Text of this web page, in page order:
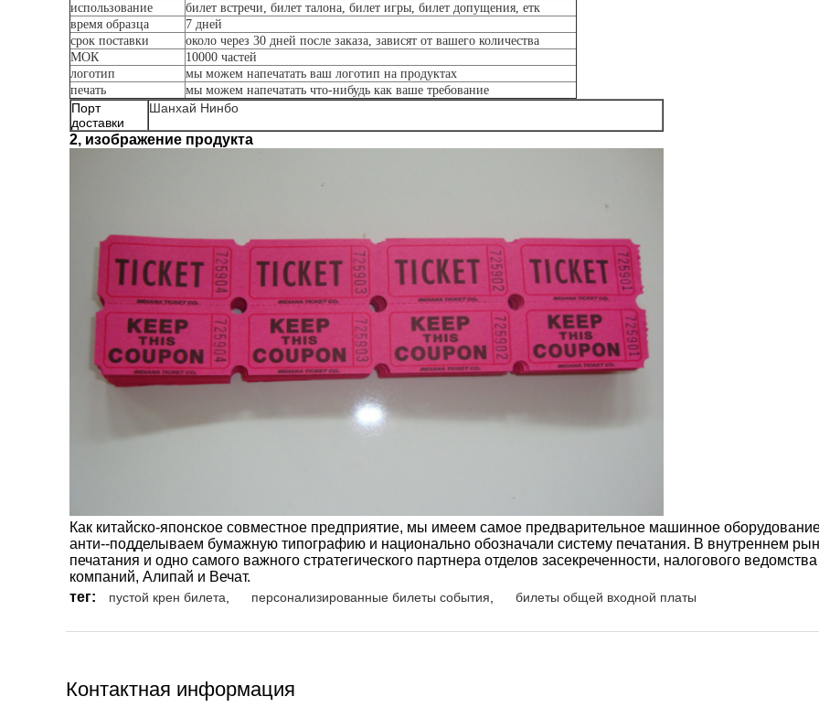
использование
билет встречи, билет талона, билет игры, билет допущения, етк
время образца
7 дней
срок поставки
около через 30 дней после заказа, зависят от вашего количества
МОК
10000 частей
логотип
мы можем напечатать ваш логотип на продуктах
печать
мы можем напечатать что-нибудь как ваше требование
Порт
доставки
Шанхай Нинбо
2, изображение продукта
Как китайско-японское совместное предприятие, мы имеем самое предварительное машинное
анти--подделываем бумажную типографию и национально обозначали систему печатания. В внутреннем
печатания и одно самого важного стратегического партнера отделов засекреченности, налогового
компаний, Алипай и Вечат.
тег:
пустой крен билета, персонализированные билеты события, билеты общей входной платы
Контактная информация